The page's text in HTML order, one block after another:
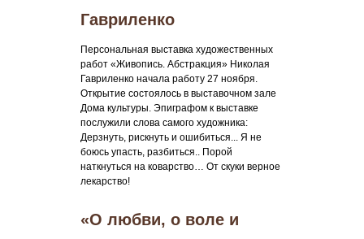
Гавриленко
Персональная выставка художественных
работ «Живопись. Абстракция» Николая
Гавриленко начала работу 27 ноября.
Открытие состоялось в выставочном зале
Дома культуры. Эпиграфом к выставке
послужили слова самого художника:
Дерзнуть, рискнуть и ошибиться... Я не
боюсь упасть, разбиться.. Порой
наткнуться на коварство… От скуки верное
лекарство!
«О любви, о воле и